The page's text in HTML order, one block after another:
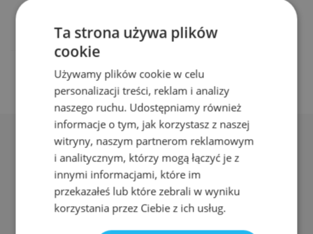
Adres:
ul. Nyska 61a, Wrocław 50-505
Ta strona używa plików
cookie
Używamy plików cookie w celu
personalizacji treści, reklam i analizy
naszego ruchu. Udostępniamy również
informacje o tym, jak korzystasz z naszej
witryny, naszym partnerom reklamowym
i analitycznym, którzy mogą łączyć je z
innymi informacjami, które im
przekazałeś lub które zebrali w wyniku
korzystania przez Ciebie z ich usług.